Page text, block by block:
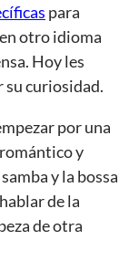
para
otro idioma
Hoy les
su curiosidad.
por una
y
y la bossa
de la
de otra